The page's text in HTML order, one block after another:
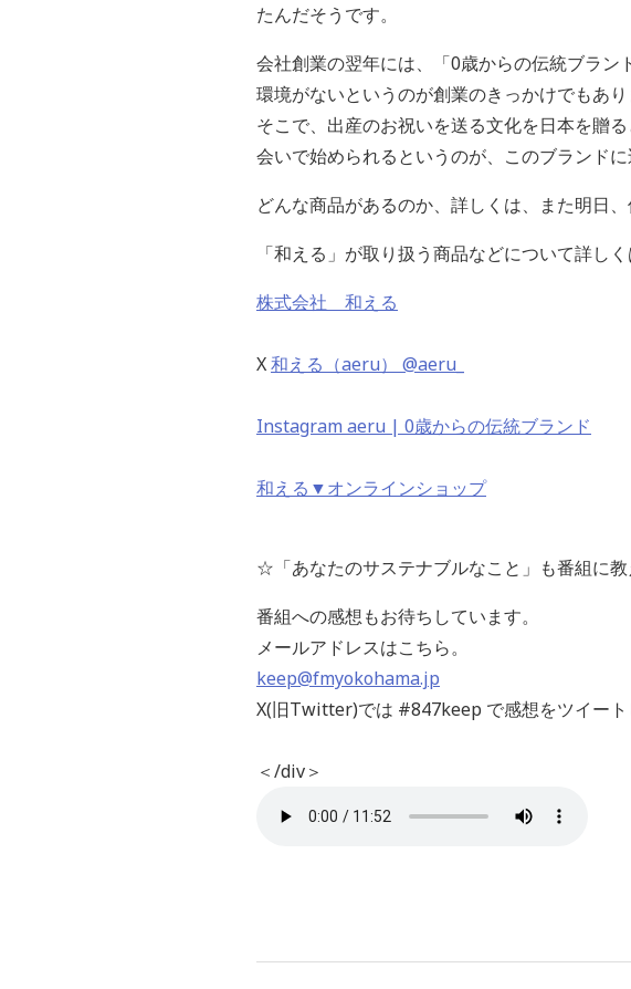
たんだそうです。
会社創業の翌年には、「0歳からの伝統ブラ
環境がないというのが創業のきっかけでもあり
そこで、出産のお祝いを送る文化を日本を贈
会いで始められるというのが、このブランドに
どんな商品があるのか、詳しくは、また明日、
「和える」が取り扱う商品などについて詳し
株式会社 和える
X和える（aeru） @aeru_
Instagram aeru | 0歳からの伝統ブランド
和える▼オンラインショップ
☆「あなたのサステナブルなこと」も番組に教
番組への感想もお待ちしています。
メールアドレスはこちら。
keep@fmyokohama.jp
X(旧Twitter)では #847keep で感想をツイート
＜/div＞